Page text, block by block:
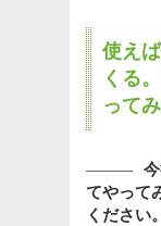
使え
くる
って
てやって
ください。